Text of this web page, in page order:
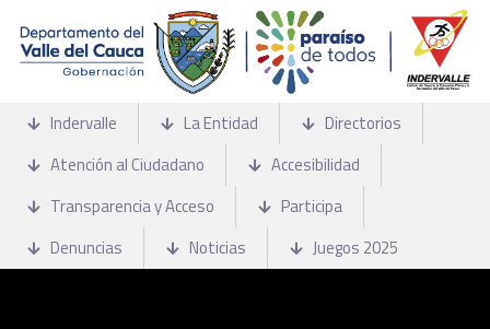
Indervalle La Entidad
Directorios
Atención al Ciudadano
Accesibilidad
Transparencia y Acceso
Participa
Denuncias
Noticias Juegos 2025